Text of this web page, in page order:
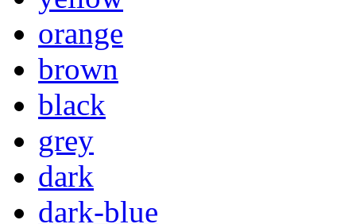
orange
brown
black
grey
dark
dark-blue